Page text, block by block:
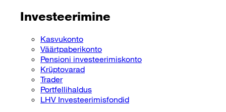
Investeerimine
Kasvukonto
Väärtpaberikonto
Pensioni investeerimiskonto
Krüptovarad
Trader
Portfellihaldus
LHV Investeerimisfondid